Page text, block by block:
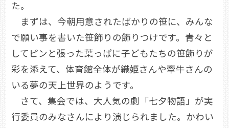
た。
まずは、今朝用意されたばかりの笹に、みんな
で願い事を書いた笹飾りの飾りつけです。青々と
してピンと張った葉っぱに子どもたちの笹飾りが
彩を添えて、体育館全体が織姫さんや牽牛さんの
いる夢の天上世界のようです。
さて、集会では、大人気の劇「七夕物語」が実
行委員のみなさんにより演じられました。かわい